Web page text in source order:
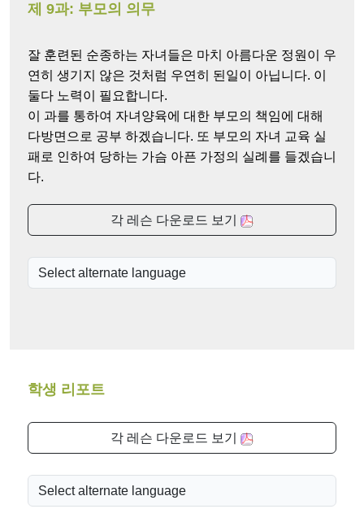
제 9과: 부모의 의무
잘 훈련된 순종하는 자녀들은 마치 아름다운 정원이 우
연히 생기지 않은 것처럼 우연히 된일이 아닙니다. 이
둘다 노력이 필요합니다.
이 과를 통하여 자녀양육에 대한 부모의 책임에 대해
다방면으로 공부 하겠습니다. 또 부모의 자녀 교육 실
패로 인하여 당하는 가슴 아픈 가정의 실례를 들겠습니
다.
각 레슨 다운로드 보기
학생 리포트
각 레슨 다운로드 보기